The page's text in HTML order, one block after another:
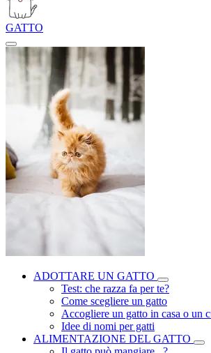
GATTO
ADOTTARE UN GATTO
Test: che razza fa per te?
Come scegliere un gatto
Accogliere un gatto in casa o un
Idee di nomi per gatti
ALIMENTAZIONE DEL GATTO